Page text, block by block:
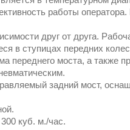
работы
друг от друга.
в ступицах передних
переднего моста, а также
задний мост,
куб. м./час.